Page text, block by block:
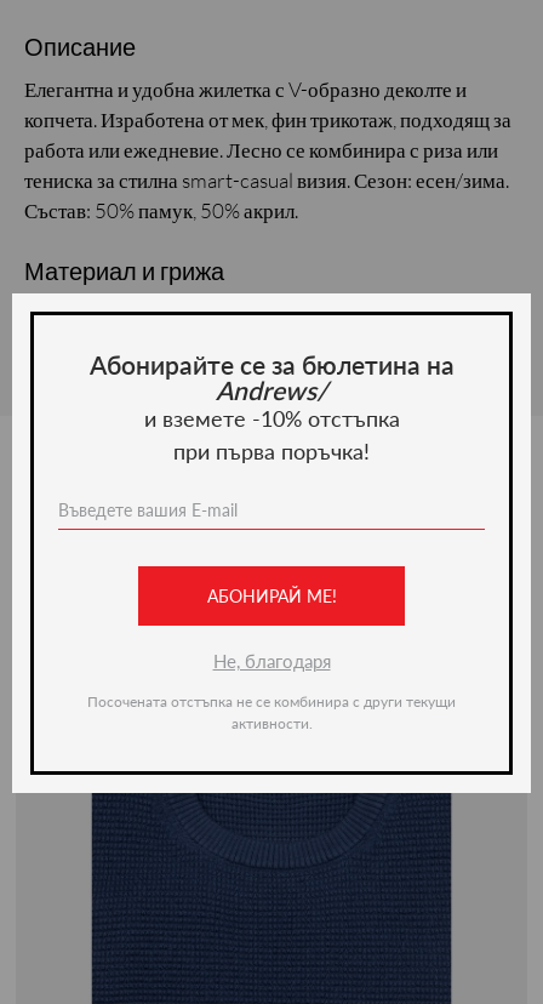
Описание
Елегантна и удобна жилетка с V-образно деколте и
копчета. Изработена от мек, фин трикотаж, подходящ за
работа или ежедневие. Лесно се комбинира с риза или
тениска за стилна smart-casual визия. Сезон: есен/зима.
Състав: 50% памук, 50% акрил.
Материал и грижа
Материал: Памук
Ние препоръчваме
Абонирайте се за бюлетина на
Andrews/
и вземете -10% отстъпка
при първа поръчка!
АБОНИРАЙ МЕ!
Не, благодаря
Посочената отстъпка не се комбинира с други текущи
активности.